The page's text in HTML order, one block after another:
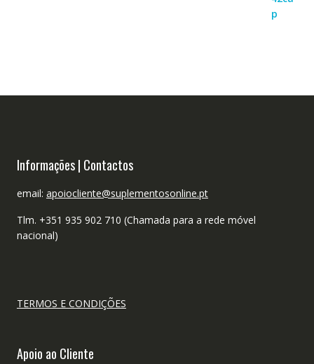
Informações | Contactos
email: apoiocliente@suplementosonline.pt
Tlm. +351 935 902 710 (Chamada para a rede móvel
nacional)
TERMOS E CONDIÇÕES
Apoio ao Cliente